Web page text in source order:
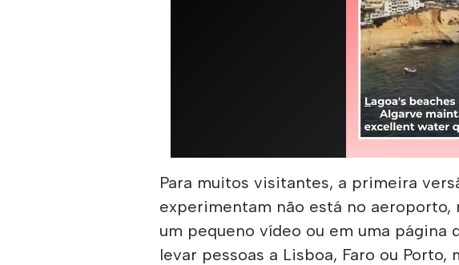
Para muitos visitantes, a primeira
experimentam não está no aeroporto,
um pequeno vídeo ou em uma página
levar pessoas a Lisboa, Faro ou